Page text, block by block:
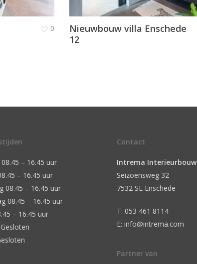
0
Nieuwbouw villa Enschede
12
– 16.45 uur
– 16.45 uur
08.45 – 16.45 uur
08.45 – 16.45 uur
– 16.45 uur
Contact
Intrema Interieurbouw
Seizoensweg 32
7532 SL Enschede
T: 053 461 8114
E: info@intrema.com
Partner van